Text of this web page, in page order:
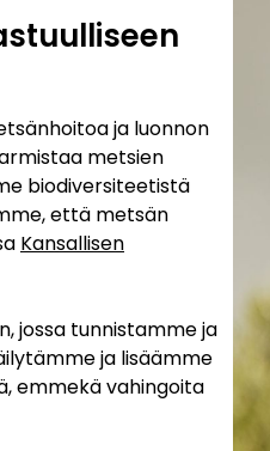
ja luonnon
metsien
biodiversiteetistä
että metsän
Kansallisen
jossa tunnistamme ja
ja lisäämme
emmekä vahingoita